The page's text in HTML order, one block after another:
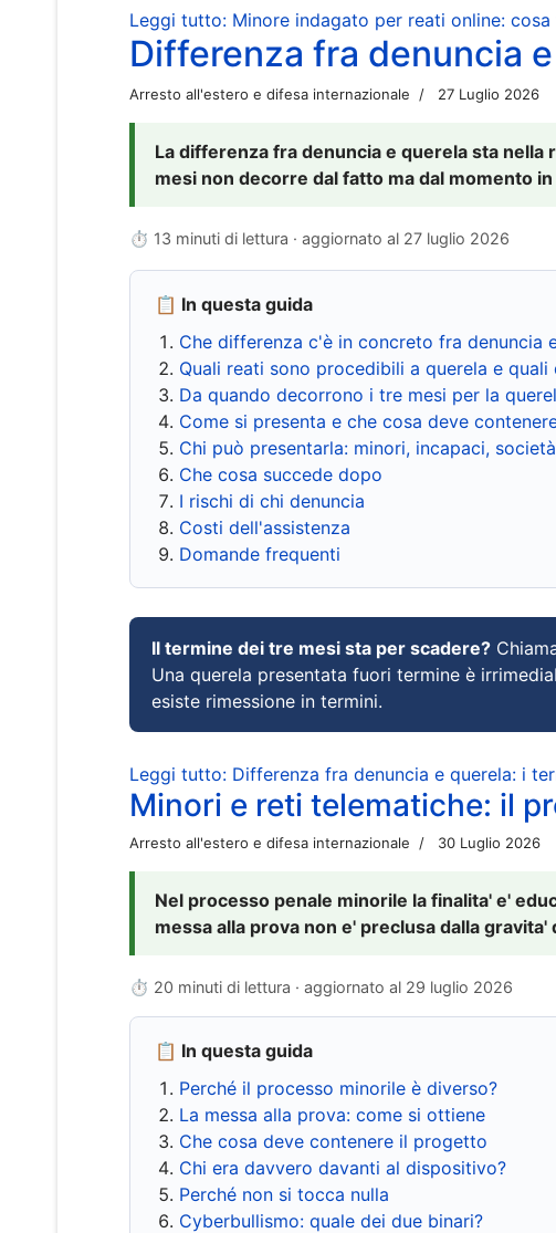
Leggi tutto: Minore indagato per reati online: cosa
Differenza fra denuncia
Arresto all'estero e difesa internazionale 27 Luglio 2026
La differenza fra denuncia e querela sta
mesi non decorre dal fatto ma dal momento
⏱ 13 minuti di lettura · aggiornato al 27 luglio 2026
📋 In questa guida
Che differenza c'è in concreto fra denuncia
Quali reati sono procedibili a querela e
Da quando decorrono i tre mesi per la
Come si presenta e che cosa deve
Chi può presentarla: minori, incapaci, società
Che cosa succede dopo
I rischi di chi denuncia
Costi dell'assistenza
Domande frequenti
Il termine dei tre mesi sta per scadere?
Una querela presentata fuori termine è
esiste rimessione in termini.
Leggi tutto: Differenza fra denuncia e querela: i
Minori e reti telematiche: il
Arresto all'estero e difesa internazionale 30 Luglio 2026
Nel processo penale minorile la finalita' e'
messa alla prova non e' preclusa dalla
⏱ 20 minuti di lettura · aggiornato al 29 luglio 2026
📋 In questa guida
Perché il processo minorile è diverso?
La messa alla prova: come si ottiene
Che cosa deve contenere il progetto
Chi era davvero davanti al dispositivo?
Perché non si tocca nulla
Cyberbullismo: quale dei due binari?